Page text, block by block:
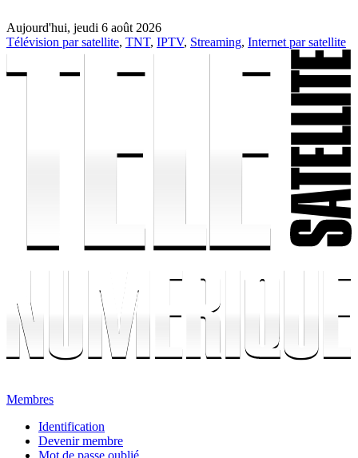
Aujourd'hui, jeudi 6 août 2026
Télévision par satellite, TNT, IPTV, Streaming, Internet par satellite